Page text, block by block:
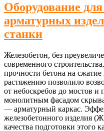
Оборудование
арматурных
станки
Железобетон, без
современного
прочности бетона на
растяжению позволило
от небоскребов до мостов
монолитным фасадом
— арматурный каркас.
железобетонного изделия
качества подготовки этого